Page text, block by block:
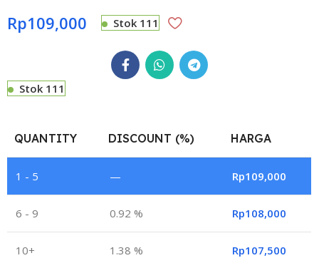
Rp109,000 Stok 111
Stok 111
QUANTITY DISCOUNT (%) HARGA
1 - 5 — Rp109,000
6 - 9 0.92 % Rp108,000
10+ 1.38 % Rp107,500